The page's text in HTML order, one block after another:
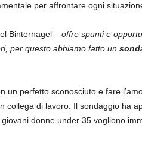
per affrontare ogni
Binternagel – offre spunti e
per questo abbiamo fatto un
un perfetto sconosciuto e fare
collega di lavoro. Il sondaggio ha
donne under 35 vogliono